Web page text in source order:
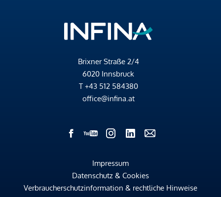
Brixner Straße 2/4
6020 Innsbruck
T +43 512 584380
office@infina.at
Impressum
Datenschutz & Cookies
Verbraucherschutzinformation & rechtliche Hinweise